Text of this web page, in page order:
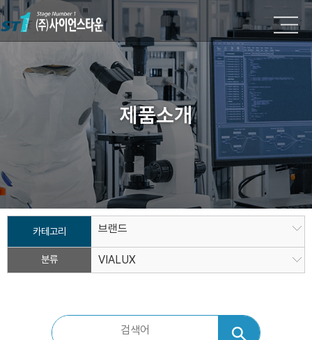
제품소개
카테고리 브랜드
분류 VIALUX